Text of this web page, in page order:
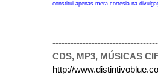
constitui apenas mera cortesia na
CDS, MP3, MÚSICAS
http://